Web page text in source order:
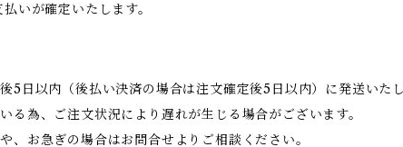
いが確定いたします。
5日以内（後払い決済の場合は注文確定後5日以内）に発送いたし
る為、ご注文状況により遅れが生じる場合がございます。
、お急ぎの場合はお問合せよりご相談ください。